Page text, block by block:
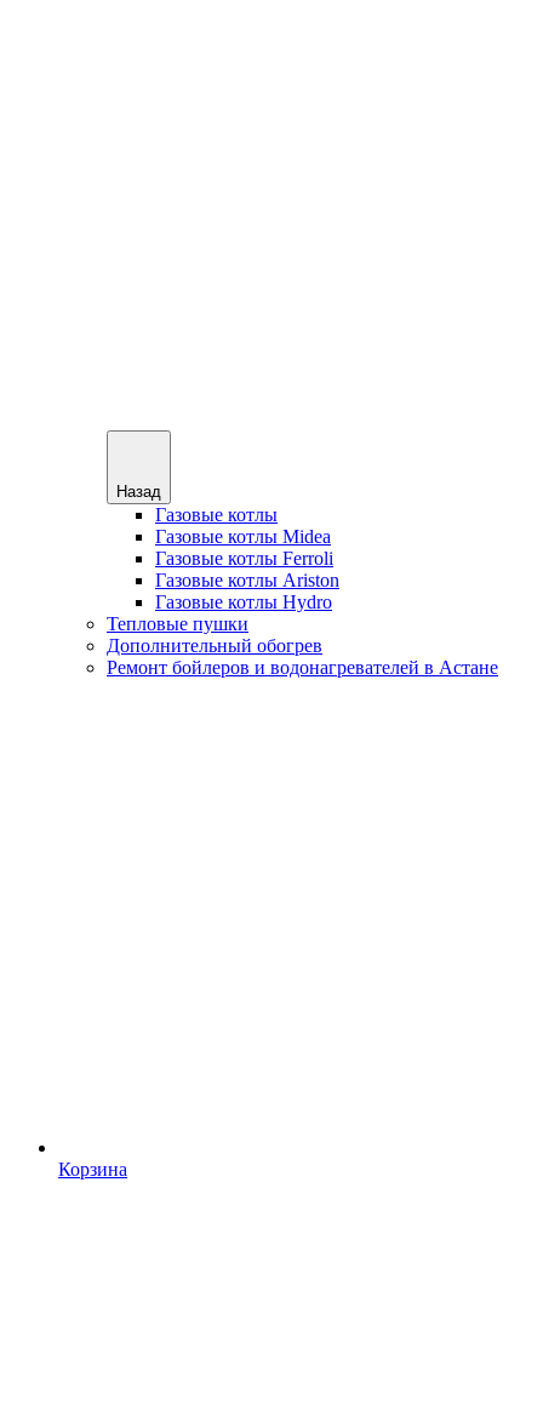
Назад
Газовые котлы
Газовые котлы Midea
Газовые котлы Ferroli
Газовые котлы Ariston
Газовые котлы Hydro
Тепловые пушки
Дополнительный обогрев
Ремонт бойлеров и водонагревателей в Астане
Корзина